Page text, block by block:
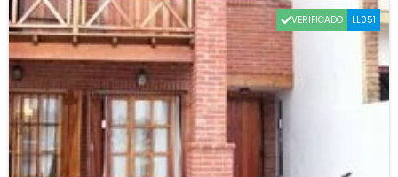
VERIFICADO LL051